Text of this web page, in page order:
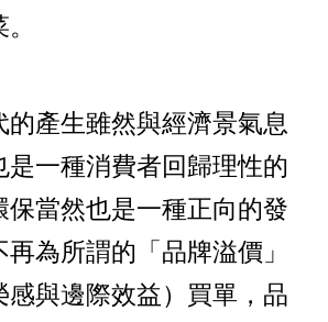
的產生雖然與經濟景氣息
是一種消費者回歸理性的
保當然也是一種正向的發
為所謂的「品牌溢價」
感與邊際效益）買單，品